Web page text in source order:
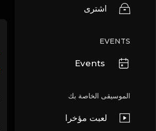
اشترى
EVENTS
Events
الموسيقى الخاصة بك
لعبت مؤخرا